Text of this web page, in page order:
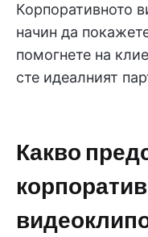
Корпоративното
начин да
помогнете на
сте идеалният
Какво